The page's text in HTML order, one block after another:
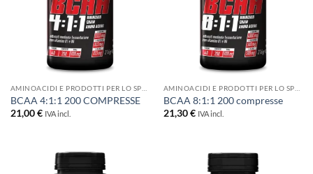
BCAA 4:1:1 200 COMPRESSE
21,00€ IVA incl.
BCAA 8:1:1 200 compresse
21,30€ IVA incl.